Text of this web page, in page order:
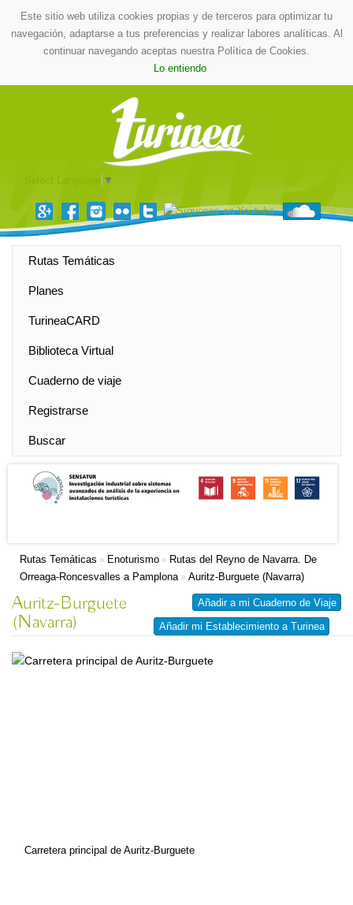
Este sitio web utiliza cookies propias y de terceros para optimizar tu
navegación, adaptarse a tus preferencias y realizar labores analíticas. Al
continuar navegando aceptas nuestra Política de Cookies.
Lo entiendo
▼
Rutas Temáticas
Planes
TurineaCARD
Biblioteca Virtual
Cuaderno de viaje
Registrarse
Buscar
Rutas Temáticas » Enoturismo » Rutas del Reyno de Navarra. De
Orreaga-Roncesvalles a Pamplona» Auritz-Burguete (Navarra)
Añadir a mi Cuaderno de Viaje
Añadir mi Establecimiento a Turinea
Auritz-Burguete
(Navarra)
Carretera principal de Auritz-Burguete